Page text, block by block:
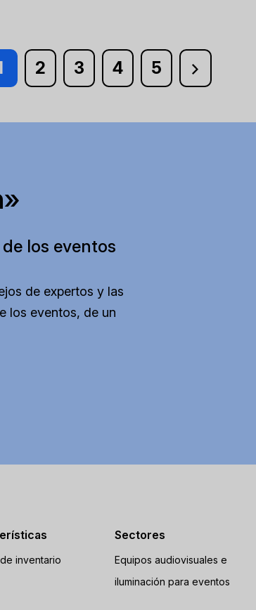
2 3 4 5
los eventos
de expertos y las
los eventos, de un
inventario
Sectores
Equipos audiovisuales e
iluminación para eventos